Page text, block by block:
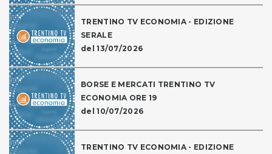
TRENTINO TV ECONOMIA - EDIZIONE
SERALE
del 13/07/2026
BORSE E MERCATI TRENTINO TV
ECONOMIA ORE 19
del 10/07/2026
TRENTINO TV ECONOMIA - EDIZIONE